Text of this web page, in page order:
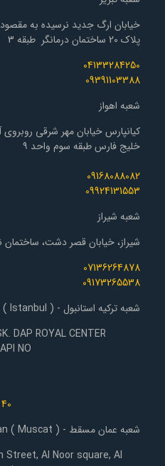
خیابان ارگ جدید نرسیده به
پلاک 20 ساختمان درمانگر طبقه 3
04133284250
09391103388
شعبه اهواز
کیانپارس خیابان مهر شرقی
خلیج فارس طبقه سوم واحد ۹
09168088082
09924131553
شعبه شیراز
شیراز، خیابان قصر دشت، ساختمان نبش کوچه 83،
07136264878
09173265538
شعبه ترکیه استانبول - Turkey ( Istanbul )
DAP ROYAL CENTER
NO:
شعبه عمان مسقط - Oman ( Muscat )
Street, Al Noor square, Al